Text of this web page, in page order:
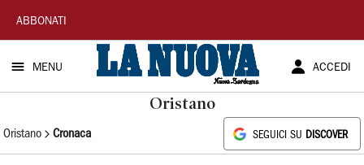
La
Nuova
Sardegna
ABBONATI
MENU ACCEDI
Oristano
Oristano Cronaca SEGUICI SU DISCOVER